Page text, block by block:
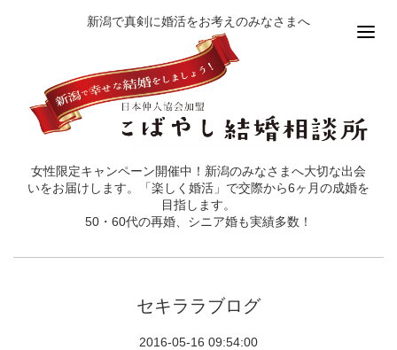
新潟で真剣に婚活をお考えのみなさまへ
女性限定キャンペーン開催中！新潟のみなさまへ大切な出会
いをお届けします。「楽しく婚活」で交際から6ヶ月の成婚を
目指します。
50・60代の再婚、シニア婚も実績多数！
セキララブログ
2016-05-16 09:54:00